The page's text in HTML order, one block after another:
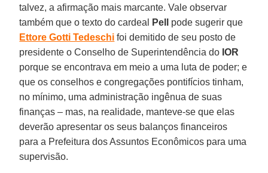
talvez, a afirmação mais marcante. Vale observar
também que o texto do cardeal
Pell
pode sugerir que
Ettore Gotti Tedeschi foi demitido de seu posto de
presidente o Conselho de Superintendência do IOR
porque se encontrava em meio a uma luta de poder; e
que os conselhos e congregações pontifícios tinham,
no mínimo, uma administração ingênua de suas
finanças – mas, na realidade, manteve-se que elas
deverão apresentar os seus balanços financeiros
para a Prefeitura dos Assuntos Econômicos para uma
supervisão.